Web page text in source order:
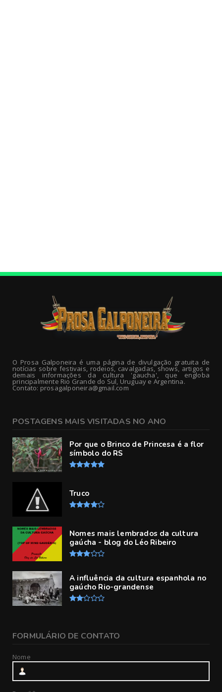
O Prosa Galponeira é uma página de divulgação gratuita de
notícias sobre festivais, rodeios, cavalgadas, shows, artigos e
demais informações da cultura 'gaucha', que engloba
principalmente Rio Grande do Sul, Uruguay e Argentina.
Contato: prosagalponeira@gmail.com
POSTAGENS MAIS VISITADAS NO ANO
Por que o Brinco de Princesa é a flor
símbolo do RS
Truco
Nomes mais lembrados da cultura
gaúcha - blog do Léo Ribeiro
A influência da cultura espanhola no
gaúcho Rio-grandense
FORMULÁRIO DE CONTATO
Nome